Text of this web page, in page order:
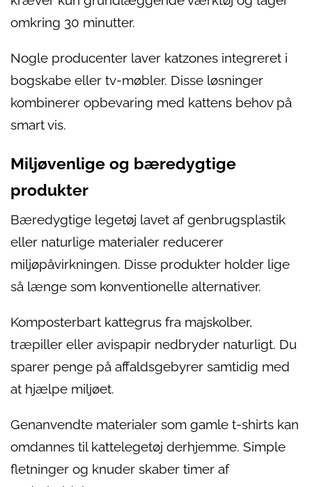
omkring 30 minutter.
Nogle producenter laver katzones integreret i
bogskabe eller tv-møbler. Disse løsninger
kombinerer opbevaring med kattens behov på
smart vis.
Miljøvenlige og bæredygtige
produkter
Bæredygtige legetøj lavet af genbrugsplastik
eller naturlige materialer reducerer
miljøpåvirkningen. Disse produkter holder lige
så længe som konventionelle alternativer.
Komposterbart kattegrus fra majskolber,
træpiller eller avispapir nedbryder naturligt. Du
sparer penge på affaldsgebyrer samtidig med
at hjælpe miljøet.
Genanvendte materialer som gamle t-shirts kan
omdannes til kattelegetøj derhjemme. Simple
fletninger og knuder skaber timer af